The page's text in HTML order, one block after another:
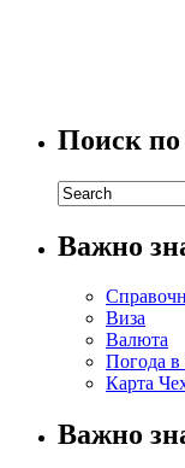
Поиск по
Важно
Виза
Валюта
Погода в
Карта
Важно